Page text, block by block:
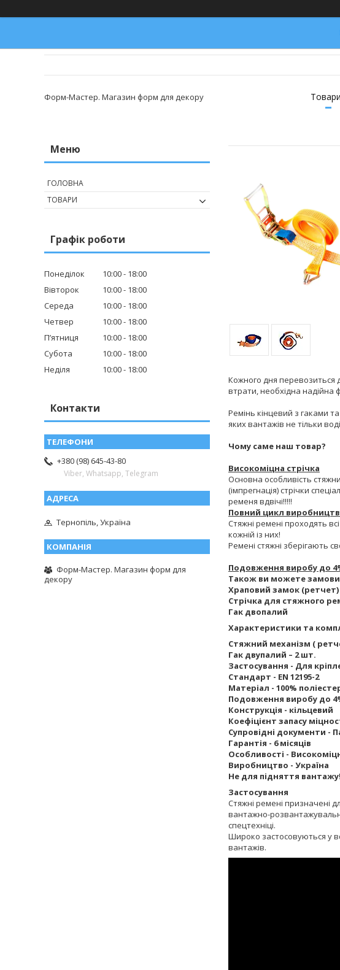
Форм-Мастер. Магазин форм для декору Товари
Кожного дня перевозиться
втрати, необхідна надійна
Ремінь кінцевий з гаками
яких вантажів не тільки
Чому саме наш товар?
Високоміцна стрічка
Основна особливість
(імпрегнація) стрічки
ременя вдвічі!!!!!
Повний цикл
Стяжні ремені проходять
кожній із них!
Ремені стяжні зберігають
Подовження виробу до
Також ви можете
Храповий замок (ретчет)
Стрічка для стяжного
Гак двопалий
Характеристики та
Стяжний механізм (
Гак двупалий – 2 шт.
Застосування - Для
Стандарт - EN 12195-2
Матеріал - 100%
Подовження виробу до
Конструкція - кільцевий
Коефіцієнт запасу
Супровідні документи -
Гарантія - 6 місяців
Особливості -
Виробництво - Україна
Не для підняття вантажу!
Застосування
Стяжні ремені призначені
вантажно-
спецтехніці.
Широко застосовуються у
вантажів.
ГОЛОВНА
ТОВАРИ
Графік роботи
Понеділок 10:00
18:00
Вівторок
10:00
18:00
Середа
10:00
18:00
Четвер
10:00
18:00
Пʼятниця
10:00
18:00
Субота
10:00
18:00
Неділя
10:00 18:00
Контакти
+380 (98) 645-43-80
Viber, Whatsapp, Telegram
Тернопіль, Україна
Форм-Мастер. Магазин форм для
декору